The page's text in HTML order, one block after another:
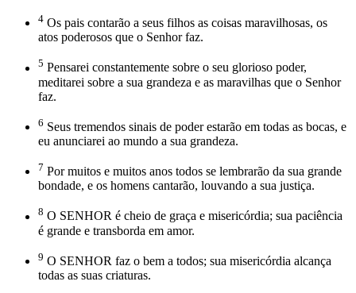
4 Os pais contarão a seus filhos as coisas maravilhosas, os
atos poderosos que o Senhor faz.
5 Pensarei constantemente sobre o seu glorioso poder,
meditarei sobre a sua grandeza e as maravilhas que o Senhor
faz.
6 Seus tremendos sinais de poder estarão em todas as bocas, e
eu anunciarei ao mundo a sua grandeza.
7 Por muitos e muitos anos todos se lembrarão da sua grande
bondade, e os homens cantarão, louvando a sua justiça.
8 O SENHOR é cheio de graça e misericórdia; sua paciência
é grande e transborda em amor.
9 O SENHOR faz o bem a todos; sua misericórdia alcança
todas as suas criaturas.